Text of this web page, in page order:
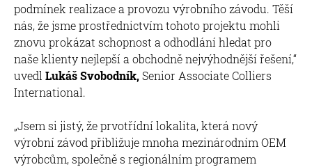
podmínek realizace a provozu výrobního závodu. Těší
nás, že jsme prostřednictvím tohoto projektu mohli
znovu prokázat schopnost a odhodlání hledat pro
naše klienty nejlepší a obchodně nejvýhodnější řešení,“
uvedl Lukáš Svobodník,Senior Associate Colliers
International.
„Jsem si jistý, že prvotřídní lokalita, která nový
výrobní závod přibližuje mnoha mezinárodním OEM
výrobcům, společně s regionálním programem